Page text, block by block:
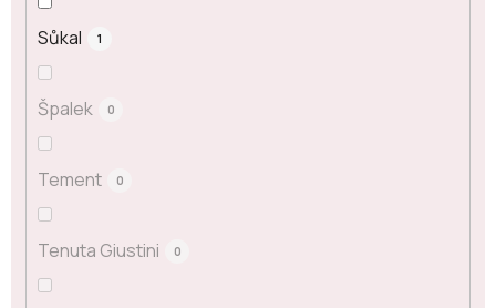
Sůkal 1
Špalek 0
Tement 0
Tenuta Giustini 0